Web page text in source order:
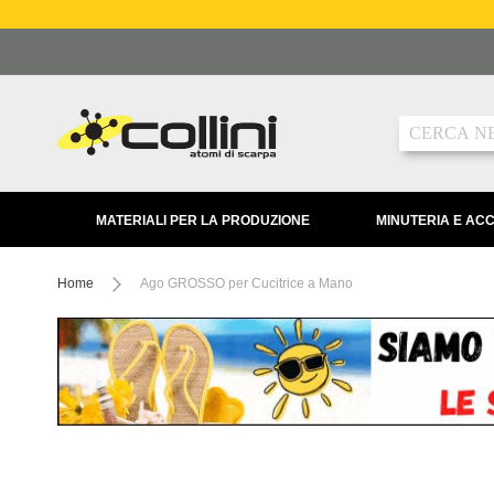
al
Ricerca
MATERIALI PER LA PRODUZIONE MINUTERIA E
Home Ago GROSSO per Cucitrice a Mano